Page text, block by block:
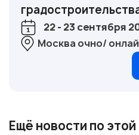
22 - 23 сентября
Москва очно/
Ещё новости по